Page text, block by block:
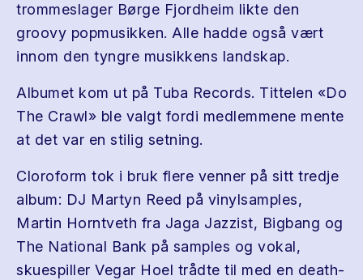
trommeslager Børge Fjordheim likte den
groovy popmusikken. Alle hadde også vært
innom den tyngre musikkens landskap.
Albumet kom ut på Tuba Records. Tittelen «Do
The Crawl» ble valgt fordi medlemmene mente
at det var en stilig setning.
Cloroform tok i bruk flere venner på sitt tredje
album: DJ Martyn Reed på vinylsamples,
Martin Horntveth fra Jaga Jazzist, Bigbang og
The National Bank på samples og vokal,
skuespiller Vegar Hoel trådte til med en death-